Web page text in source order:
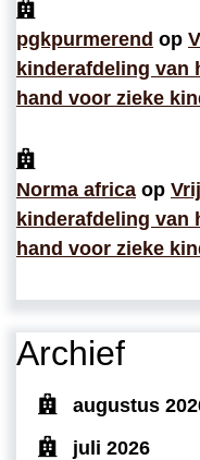
pgkpurmerend op
kinderafdeling van
hand voor zieke
Norma africa op
kinderafdeling van
hand voor zieke
Archief
augustus
juli 2026